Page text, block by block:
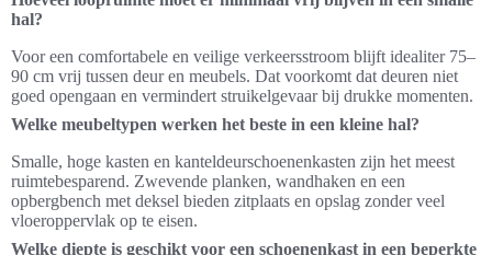
hal?
Voor een comfortabele en veilige verkeersstroom blijft idealiter 75–
90 cm vrij tussen deur en meubels. Dat voorkomt dat deuren niet
goed opengaan en vermindert struikelgevaar bij drukke momenten.
Welke meubeltypen werken het beste in een kleine hal?
Smalle, hoge kasten en kanteldeurschoenenkasten zijn het meest
ruimtebesparend. Zwevende planken, wandhaken en een
opbergbench met deksel bieden zitplaats en opslag zonder veel
vloeroppervlak op te eisen.
Welke diepte is geschikt voor een schoenenkast in een beperkte